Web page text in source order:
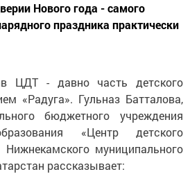
Нового года - самого
праздника практически
ЦДТ - давно часть детского
«Радуга». Гульназ Батталова,
бюджетного учреждения
«Центр детского
Нижнекамского муниципального
рассказывает: